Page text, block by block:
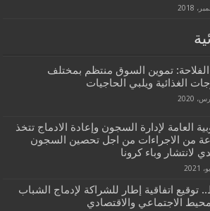
الفلاحة: تموين السوق منتظم بمختلف
الغذائية ويلبي الحاجيات
العامة لإدارة السجون وإعادة الادماج تتخذ
من الاجراءات من اجل تحصين السجون
لانتشار وباء كرونا
توقيع اتفاقية إطار للشراكة لإدماج الشباب
الاجتماعي والاقتصادي